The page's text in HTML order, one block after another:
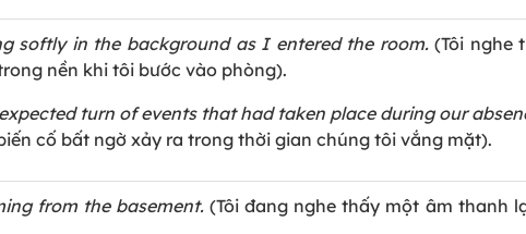
softly in the background as I entered the room.(Tôi nghe
nền khi tôi bước vào phòng).
turn of events that had taken place during our
cố bất ngờ xảy ra trong thời gian chúng tôi vắng mặt).
from the basement.(Tôi đang nghe thấy một âm thanh